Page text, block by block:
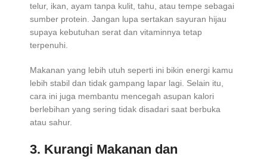
telur, ikan, ayam tanpa kulit, tahu, atau tempe sebagai
sumber protein. Jangan lupa sertakan sayuran hijau
supaya kebutuhan serat dan vitaminnya tetap
terpenuhi.
Makanan yang lebih utuh seperti ini bikin energi kamu
lebih stabil dan tidak gampang lapar lagi. Selain itu,
cara ini juga membantu mencegah asupan kalori
berlebihan yang sering tidak disadari saat berbuka
atau sahur.
3. Kurangi Makanan dan